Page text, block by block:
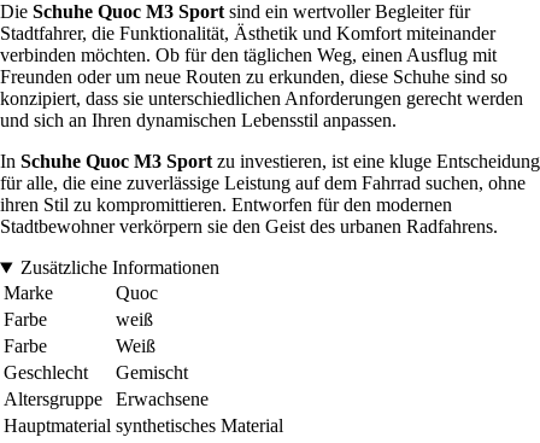
Die Schuhe Quoc M3 Sport sind ein wertvoller Begleiter für
Stadtfahrer, die Funktionalität, Ästhetik und Komfort miteinander
verbinden möchten. Ob für den täglichen Weg, einen Ausflug mit
Freunden oder um neue Routen zu erkunden, diese Schuhe sind so
konzipiert, dass sie unterschiedlichen Anforderungen gerecht werden
und sich an Ihren dynamischen Lebensstil anpassen.
In Schuhe Quoc M3 Sport zu investieren, ist eine kluge Entscheidung
für alle, die eine zuverlässige Leistung auf dem Fahrrad suchen, ohne
ihren Stil zu kompromittieren. Entworfen für den modernen
Stadtbewohner verkörpern sie den Geist des urbanen Radfahrens.
Zusätzliche Informationen
Marke
Quoc
Farbe
weiß
Farbe
Weiß
Geschlecht
Gemischt
Altersgruppe
Erwachsene
Hauptmaterial synthetisches Material